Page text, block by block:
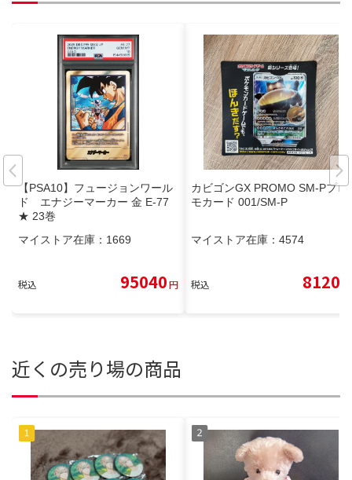
【PSA10】フュージョンワール
ド エナジーマーカー 金 E-77
★ 23巻
マイストア在庫： 1669
税込 95040円
カビゴンGX PROMO SM-Pプロ
モカード 001/SM-P
マイストア在庫： 4574
税込 8120
近くの売り場の商品